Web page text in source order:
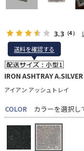
3.3（4）
送料を確認する
送料を確認する
IRON ASHTRAY A.SILVER
アイアン アッシュトレイ
COLOR
カラーを選択し